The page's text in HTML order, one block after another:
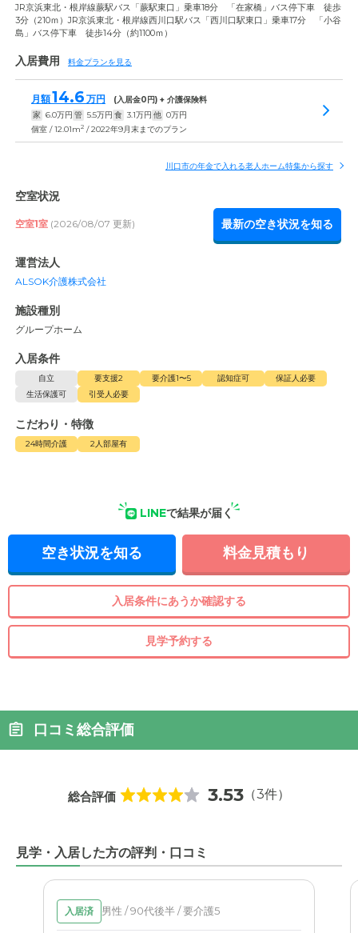
JR京浜東北・根岸線蕨駅バス「蕨駅東口」乗車18分 「在家橋」バス停下車 徒歩
3分（210ｍ）JR京浜東北・根岸線西川口駅バス「西川口駅東口」乗車17分 「小谷
島」バス停下車 徒歩14分（約1100ｍ）
入居費用 料金プランを見る
月額14.6 万円 (入居金0円) + 介護保険料
家 6.0万円 管 5.5万円 食 3.1万円 他 0万円
個室 / 12.01m2 / 2022年9月末までのプラン
川口市の年金で入れる老人ホーム特集から探す
空室状況
空室1室 (2026/08/07 更新) 最新の空き状況を知る
運営法人
ALSOK介護株式会社
施設種別
グループホーム
入居条件
自立 要支援2 要介護1〜5 認知症可
保証人必要
生活保護可
引受人必要
こだわり・特徴
24時間介護 2人部屋有
LINEで結果が届く
空き状況を知る 料金見積もり
入居条件にあうか確認する
見学予約する
口コミ総合評価
総合評価 3.53 （3件）
見学・入居した方の評判・口コミ
入居済 男性 / 90代後半 / 要介護5